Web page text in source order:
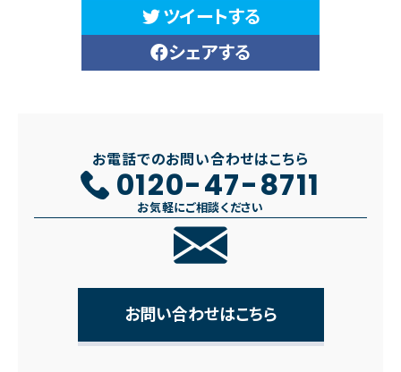
ツイートする
シェアする
お電話でのお問い合わせはこちら
0120-47-8711
お気軽にご相談ください
お問い合わせはこちら